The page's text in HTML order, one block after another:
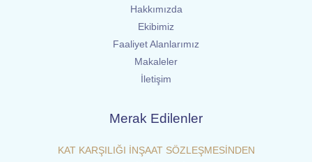
Hakkımızda
Ekibimiz
Faaliyet Alanlarımız
Makaleler
İletişim
Merak Edilenler
KAT KARŞILIĞI İNŞAAT SÖZLEŞMESİNDEN